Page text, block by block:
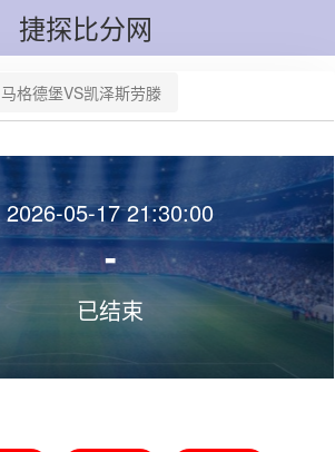
捷探比分网
马格德堡VS凯泽斯劳滕
2026-05-17 21:30:00
-
已结束